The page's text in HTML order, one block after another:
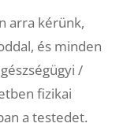
arra kérünk,
és minden
/
fizikai
a testedet.